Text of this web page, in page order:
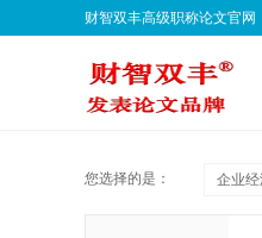
财智双丰高级职称论文官
您选择的是： 企业